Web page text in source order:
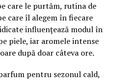
în procesul de atragere și
informative, studiile
oferă valoare și
Acest lucru
relații solide cu
care le purtăm, rutina de
care îl alegem în fiecare
influențează modul în
piele, iar aromele intense
după doar câteva ore.
pentru sezonul cald,